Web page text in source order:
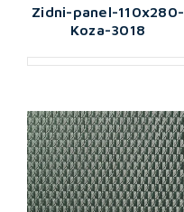
Zidni-panel-110x280-
Koza-3018